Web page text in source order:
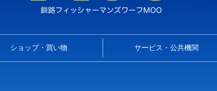
ショップ・買い物 サービス・公共機関